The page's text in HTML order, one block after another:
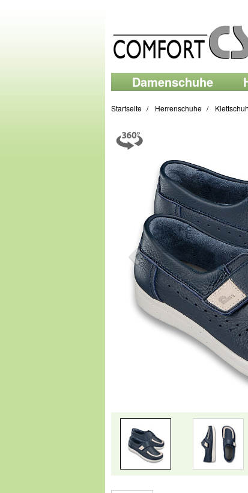
Damenschuhe
Startseite Herrenschuhe